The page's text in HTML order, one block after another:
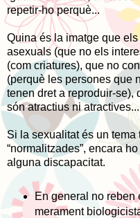
repetir-ho perquè...
Quina és la imatge que
asexuals (que no els
(com criatures), que no
(perquè les persones que
tenen dret a reproduir-se),
són atractius ni atractives...
Si la sexualitat és un
“normalitzades”, encara
alguna discapacitat.
En general no reben
merament